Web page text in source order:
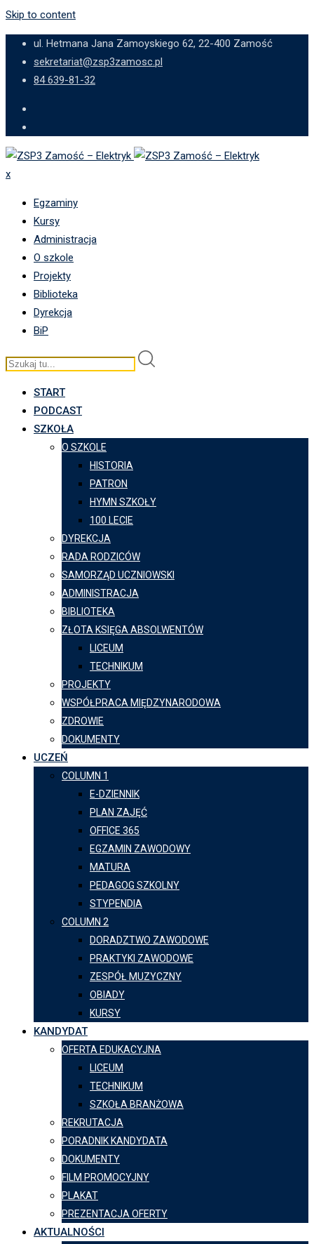
Skip to content
ul. Hetmana Jana Zamoyskiego 62, 22-400 Zamość
sekretariat@zsp3zamosc.pl
84 639-81-32
x
Egzaminy
Kursy
Administracja
O szkole
Projekty
Biblioteka
Dyrekcja
BiP
START
PODCAST
SZKOŁA
O SZKOLE
HISTORIA
PATRON
HYMN SZKOŁY
100 LECIE
DYREKCJA
RADA RODZICÓW
SAMORZĄD UCZNIOWSKI
ADMINISTRACJA
BIBLIOTEKA
ZŁOTA KSIĘGA ABSOLWENTÓW
LICEUM
TECHNIKUM
PROJEKTY
WSPÓŁPRACA MIĘDZYNARODOWA
ZDROWIE
DOKUMENTY
UCZEŃ
COLUMN 1
E-DZIENNIK
PLAN ZAJĘĆ
OFFICE 365
EGZAMIN ZAWODOWY
MATURA
PEDAGOG SZKOLNY
STYPENDIA
COLUMN 2
DORADZTWO ZAWODOWE
PRAKTYKI ZAWODOWE
ZESPÓŁ MUZYCZNY
OBIADY
KURSY
KANDYDAT
OFERTA EDUKACYJNA
LICEUM
TECHNIKUM
SZKOŁA BRANŻOWA
REKRUTACJA
PORADNIK KANDYDATA
DOKUMENTY
FILM PROMOCYJNY
PLAKAT
PREZENTACJA OFERTY
AKTUALNOŚCI